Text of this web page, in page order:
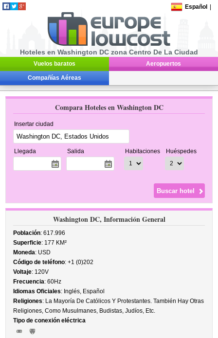
Español
Hoteles en Washington DC zona Centro De La Ciudad
Vuelos baratos Aeropuertos
Compañías Aéreas
Compara Hoteles en Washington DC
Insertar ciudad
Llegada Salida Habitaciones Huéspedes
Washington DC, Información General
Población: 617.996
Superficie: 177 KM²
Moneda: USD
Código de teléfono: +1 (0)202
Voltaje: 120V
Frecuencia: 60Hz
Idiomas Oficiales: Inglés, Español
Religiones: La Mayoría De Católicos Y Protestantes. También Hay Otras
Religiones, Como Musulmanes, Budistas, Judíos, Etc.
Tipo de conexión eléctrica